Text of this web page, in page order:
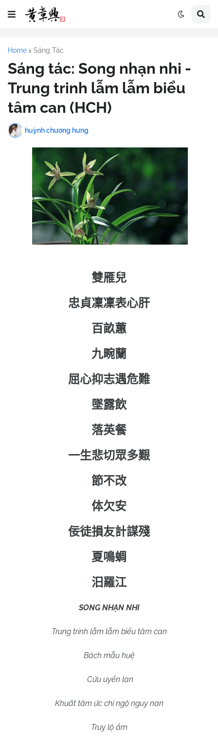
Home Sáng Tác
Sáng tác: Song nhạn nhi -
Trung trinh lẫm lẫm biểu
tâm can (HCH)
huỳnh chương hưng
雙雁兒
忠貞凜凜表心肝
百畝蕙
九畹蘭
屈心抑志遇危難
墜露飲
落英餐
一生悲切眾多艱
節不改
体欠安
佞徒損友計謀殘
夏鳴蜩
汨羅江
SONG NHẠN NHI
Trung trinh lẫm lẫm biểu tâm can
Bách mẫu huệ
Cửu uyển lan
Khuất tâm ức chí ngộ nguy nan
Truỵ lộ ẩm